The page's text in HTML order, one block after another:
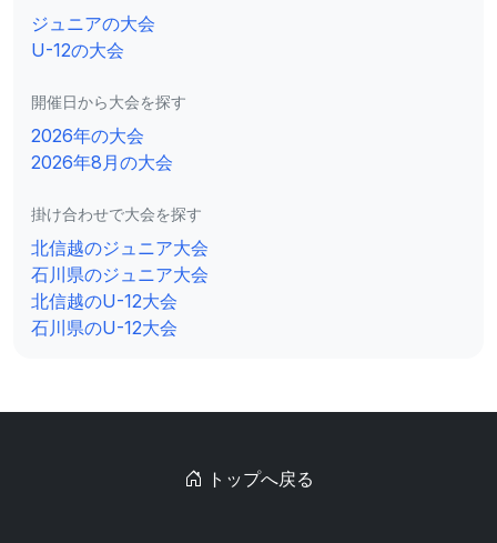
ジュニアの大会
U-12の大会
開催日から大会を探す
2026年の大会
2026年8月の大会
掛け合わせで大会を探す
北信越のジュニア大会
石川県のジュニア大会
北信越のU-12大会
石川県のU-12大会
トップへ戻る